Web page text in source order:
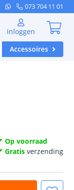
073 704 11 01
Inloggen
Accessoires
Op voorraad
Gratis verzending